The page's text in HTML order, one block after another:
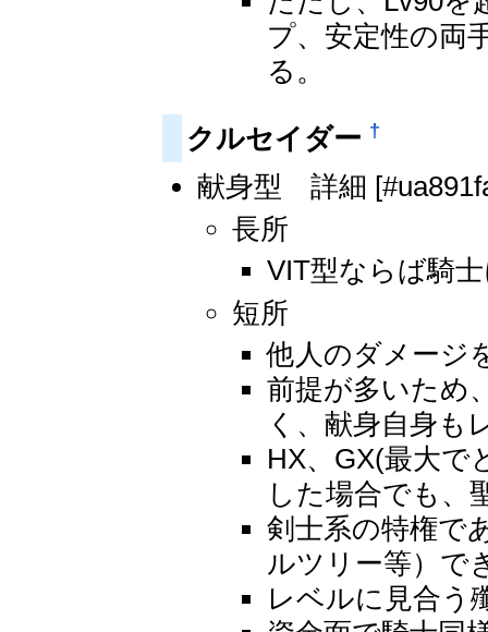
プ、安定性の両
る。
クルセイダー †
献身型 詳細
長所
VIT型ならば騎
短所
他人のダメージ
前提が多いため
く、献身自身も
HX、GX(最大で
した場合でも、
剣士系の特権で
ルツリー等）で
レベルに見合う